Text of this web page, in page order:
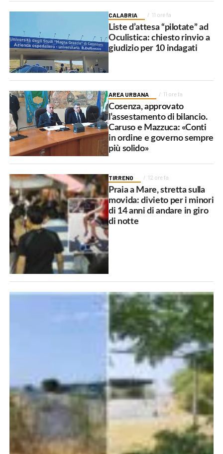
CALABRIA 11 ore fa
Liste d’attesa “pilotate” ad
Oculistica: chiesto rinvio a
giudizio per 10 indagati
AREA URBANA 11 ore fa
Cosenza, approvato
l’assestamento di bilancio.
Caruso e Mazzuca: «Conti
in ordine e governo sempre
più solido»
TIRRENO 12 ore fa
Praia a Mare, stretta sulla
movida: divieto per i minori
di 14 anni di andare in giro
di notte